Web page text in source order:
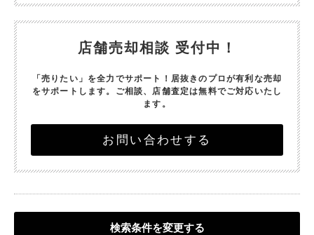
店舗売却相談 受付中！
「売りたい」を全力でサポート！ 居抜きのプロが有利な売却
をサポートします。 ご相談、店舗査定は無料でご対応いたし
ます。
お問い合わせする
検索条件を変更する